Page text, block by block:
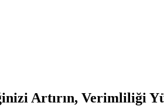
Artırın, Verimliliği